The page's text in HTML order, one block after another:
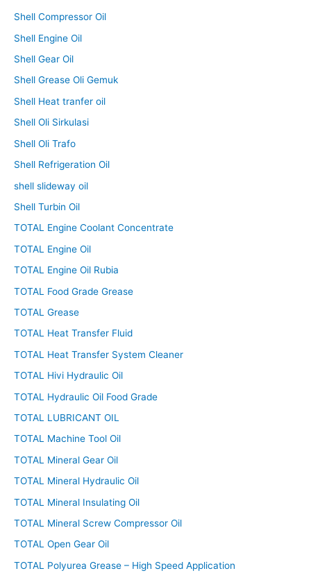
Shell Compressor Oil
Shell Engine Oil
Shell Gear Oil
Shell Grease Oli Gemuk
Shell Heat tranfer oil
Shell Oli Sirkulasi
Shell Oli Trafo
Shell Refrigeration Oil
shell slideway oil
Shell Turbin Oil
TOTAL Engine Coolant Concentrate
TOTAL Engine Oil
TOTAL Engine Oil Rubia
TOTAL Food Grade Grease
TOTAL Grease
TOTAL Heat Transfer Fluid
TOTAL Heat Transfer System Cleaner
TOTAL Hivi Hydraulic Oil
TOTAL Hydraulic Oil Food Grade
TOTAL LUBRICANT OIL
TOTAL Machine Tool Oil
TOTAL Mineral Gear Oil
TOTAL Mineral Hydraulic Oil
TOTAL Mineral Insulating Oil
TOTAL Mineral Screw Compressor Oil
TOTAL Open Gear Oil
TOTAL Polyurea Grease – High Speed Application